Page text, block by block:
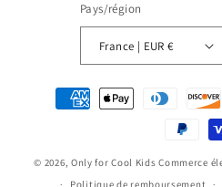
Pays/région
France | EUR €
Moyens
© 2026, Only for Cool Kids Commerce
Politique de remboursement